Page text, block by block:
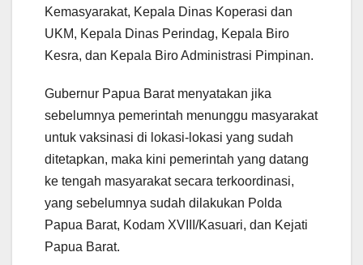
Kemasyarakat, Kepala Dinas Koperasi dan
UKM, Kepala Dinas Perindag, Kepala Biro
Kesra, dan Kepala Biro Administrasi Pimpinan.
Gubernur Papua Barat menyatakan jika
sebelumnya pemerintah menunggu masyarakat
untuk vaksinasi di lokasi-lokasi yang sudah
ditetapkan, maka kini pemerintah yang datang
ke tengah masyarakat secara terkoordinasi,
yang sebelumnya sudah dilakukan Polda
Papua Barat, Kodam XVIII/Kasuari, dan Kejati
Papua Barat.